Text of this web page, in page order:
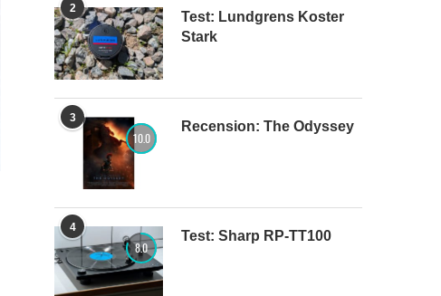
2
Test: Lundgrens Koster
Stark
3
10.0
Recension: The Odyssey
4
8.0
Test: Sharp RP-TT100